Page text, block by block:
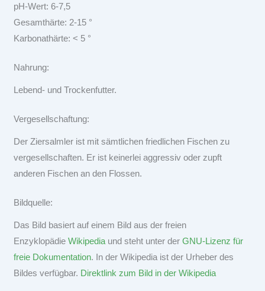
pH-Wert: 6-7,5
Gesamthärte: 2-15 °
Karbonathärte: < 5 °
Nahrung:
Lebend- und Trockenfutter.
Vergesellschaftung:
Der Ziersalmler ist mit sämtlichen friedlichen Fischen zu
vergesellschaften. Er ist keinerlei aggressiv oder zupft
anderen Fischen an den Flossen.
Bildquelle:
Das Bild basiert auf einem Bild aus der freien
EnzyklopädieWikipedia und steht unter derGNU-Lizenz für
freie Dokumentation. In der Wikipedia ist der Urheber des
Bildes verfügbar. Direktlink zum Bild in der Wikipedia